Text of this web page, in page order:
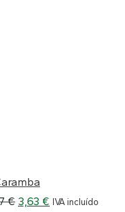
€ El
3,63 € El
IVA incluído